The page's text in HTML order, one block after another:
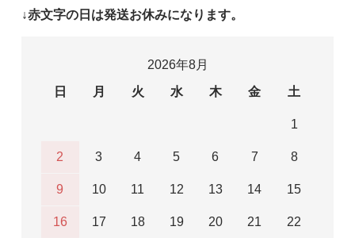
↓赤文字の日は発送お休みになります。
2026年8月
日
月 火 水 木 金 土
1
2 3 4 5 6 7 8
9 10 11 12 13 14 15
16 17 18 19 20 21 22